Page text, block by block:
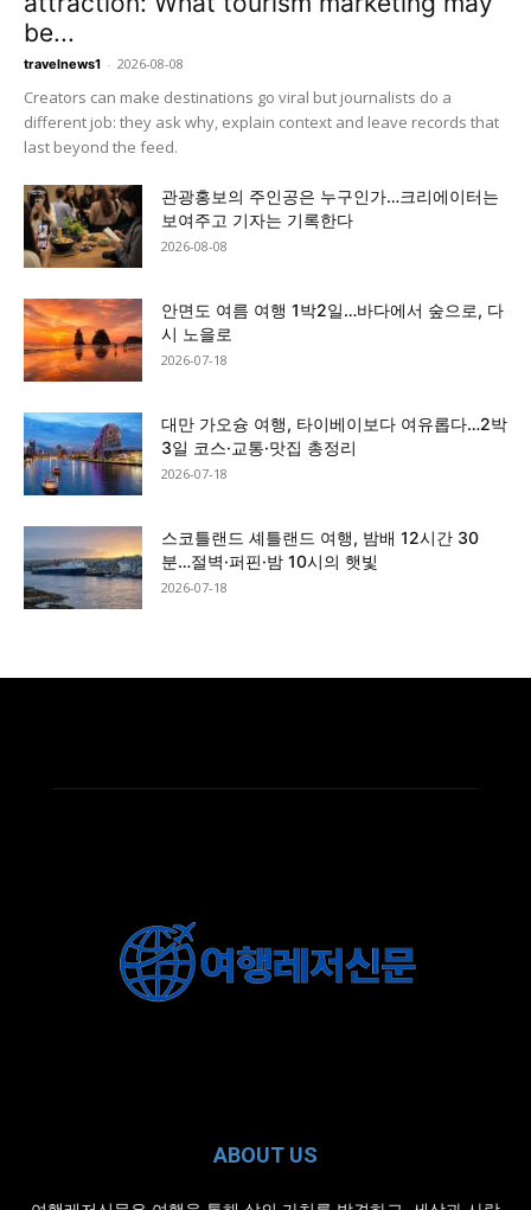
be...
travelnews1 - 2026-08-08
Creators can make destinations go viral but journalists do a
different job: they ask why, explain context and leave records that
last beyond the feed.
관광홍보의 주인공은 누구인가…크리에이터는
보여주고 기자는 기록한다
2026-08-08
안면도 여름 여행 1박2일…바다에서 숲으로, 다
시 노을로
2026-07-18
대만 가오슝 여행, 타이베이보다 여유롭다…2박
3일 코스·교통·맛집 총정리
2026-07-18
스코틀랜드 셰틀랜드 여행, 밤배 12시간 30
분…절벽·퍼핀·밤 10시의 햇빛
2026-07-18
ABOUT US